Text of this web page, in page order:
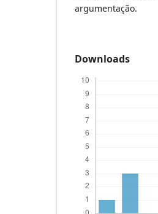
argumentação.
Downloads